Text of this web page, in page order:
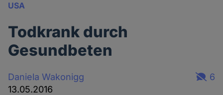
USA
Todkrank durch
Gesundbeten
Daniela Wakonigg
13.05.2016
6